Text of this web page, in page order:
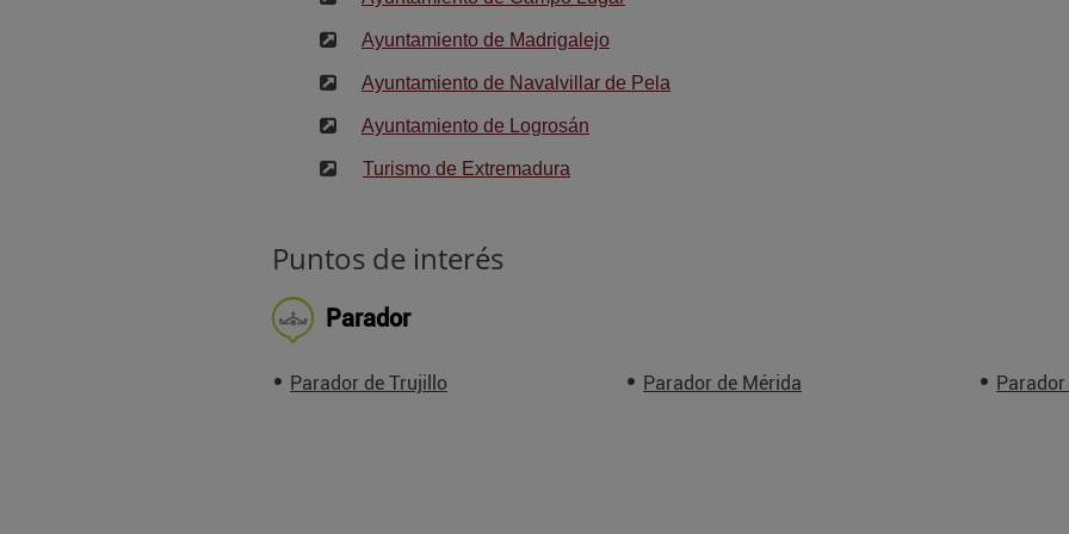
Ayuntamiento de Madrigalejo
Ayuntamiento de Navalvillar de Pela
Ayuntamiento de Logrosán
Turismo de Extremadura
Puntos de interés
Parador
Parador de Trujillo Parador de Mérida